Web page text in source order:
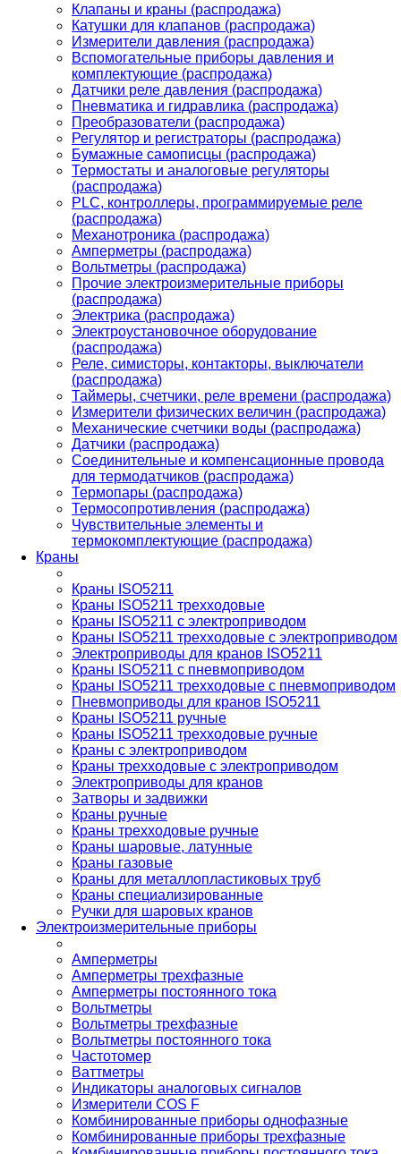
Клапаны и краны (распродажа)
Катушки для клапанов (распродажа)
Измерители давления (распродажа)
Вспомогательные приборы давления и
комплектующие (распродажа)
Датчики реле давления (распродажа)
Пневматика и гидравлика (распродажа)
Преобразователи (распродажа)
Регулятор и регистраторы (распродажа)
Бумажные самописцы (распродажа)
Термостаты и аналоговые регуляторы
(распродажа)
PLС, контроллеры, программируемые реле
(распродажа)
Механотроника (распродажа)
Амперметры (распродажа)
Вольтметры (распродажа)
Прочие электроизмерительные приборы
(распродажа)
Электрика (распродажа)
Электроустановочное оборудование
(распродажа)
Реле, симисторы, контакторы, выключатели
(распродажа)
Таймеры, счетчики, реле времени (распродажа)
Измерители физических величин (распродажа)
Механические счетчики воды (распродажа)
Датчики (распродажа)
Соединительные и компенсационные провода
для термодатчиков (распродажа)
Термопары (распродажа)
Термосопротивления (распродажа)
Чувствительные элементы и
термокомплектующие (распродажа)
Краны
Краны ISO5211
Краны ISO5211 трехходовые
Краны ISO5211 с электроприводом
Краны ISO5211 трехходовые с электроприводом
Электроприводы для кранов ISO5211
Краны ISO5211 с пневмоприводом
Краны ISO5211 трехходовые с пневмоприводом
Пневмоприводы для кранов ISO5211
Краны ISO5211 ручные
Краны ISO5211 трехходовые ручные
Краны с электроприводом
Краны трехходовые с электроприводом
Электроприводы для кранов
Затворы и задвижки
Краны ручные
Краны трехходовые ручные
Краны шаровые, латунные
Краны газовые
Краны для металлопластиковых труб
Краны специализированные
Ручки для шаровых кранов
Электроизмерительные приборы
Амперметры
Амперметры трехфазные
Амперметры постоянного тока
Вольтметры
Вольтметры трехфазные
Вольтметры постоянного тока
Частотомер
Ваттметры
Индикаторы аналоговых сигналов
Измерители COS F
Комбинированные приборы однофазные
Комбинированные приборы трехфазные